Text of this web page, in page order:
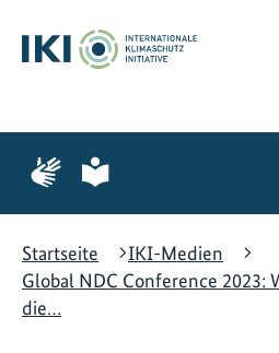
Hauptinhalt
springen
Suche
springen
Hauptnavigation
springen
Zur
Seite
Gebärdensprache
Zur
Seite
leichte
Startseite
IKI-Medien
Global NDC Conference 2023:
die…